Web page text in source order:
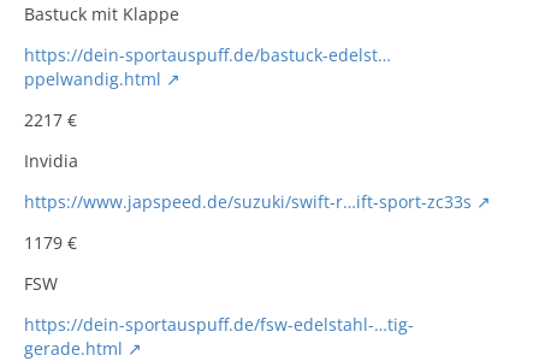
habe ich zum Kauf gefunden bzw. als Soundfile.
Oder anders wenn ihr nochmal eine kaufen
müsstet/wollte welche wäre es?
Bastuck mit Klappe
https://dein-sportauspuff.de/bastuck-edelst…
ppelwandig.html
2217 €
Invidia
https://www.japspeed.de/suzuki/swift-r…ift-sport-zc33s
1179 €
FSW
https://dein-sportauspuff.de/fsw-edelstahl-…tig-
gerade.html